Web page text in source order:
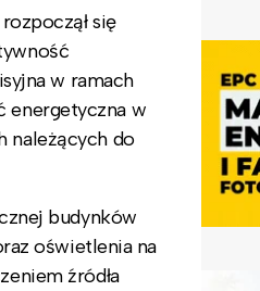
się
w ramach
energetyczna w
należących do
budynków
oświetlenia na
źródła